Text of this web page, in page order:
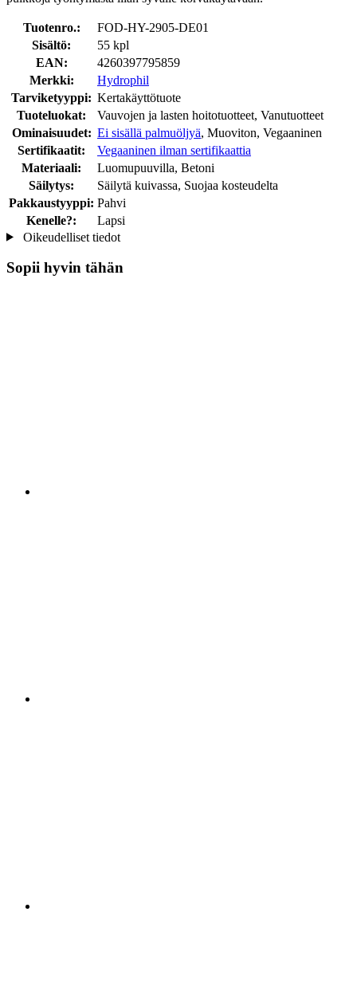
Tuotenro.:
FOD-HY-2905-DE01
Sisältö:
55 kpl
EAN:
4260397795859
Merkki:
Hydrophil
Tarviketyyppi: Kertakäyttötuote
Tuoteluokat:
Vauvojen ja lasten hoitotuotteet, Vanutuotteet
Ominaisuudet: Ei sisällä palmuöljyä, Muoviton, Vegaaninen
Sertifikaatit:
Vegaaninen ilman sertifikaattia
Materiaali:
Luomupuuvilla, Betoni
Säilytys:
Säilytä kuivassa, Suojaa kosteudelta
Pakkaustyyppi: Pahvi
Kenelle?:
Lapsi
Oikeudelliset tiedot
Sopii hyvin tähän